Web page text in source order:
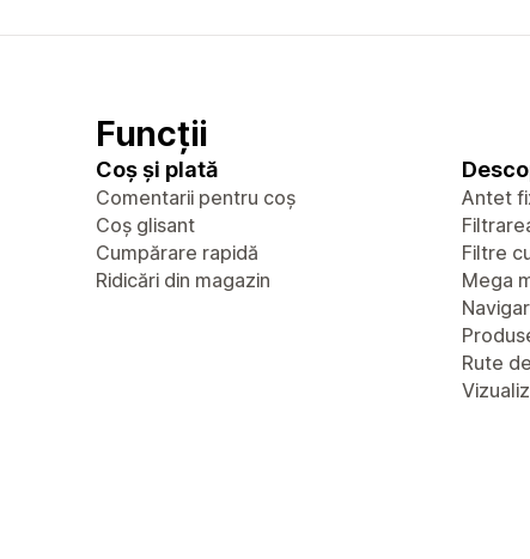
Funcții
Coș și plată
Comentarii pentru coș
Coș glisant
Cumpărare rapidă
Ridicări din magazin
Antet
Filtre
Mega
Rute